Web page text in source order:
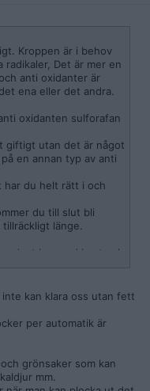
Kroppen är i behov
Det är mer en
anti oxidanter är
ena eller det andra.
oxidanten sulforafan
giftigt utan det är något
en annan typ av anti
har du helt rätt i och
du till slut bli
länge.
plant baserad kost och
enligt BBC så påverkar
ökar risken för
så är väl det
vegan kosten
kost under
sannolikhet att barnet
upp till visst år räknas
kan klara oss utan fett
per automatik är
grönsaker som kan
mm.